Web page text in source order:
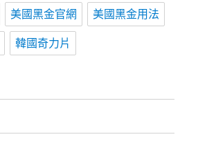
美國黑金官網 美國黑金用法
韓國奇力片